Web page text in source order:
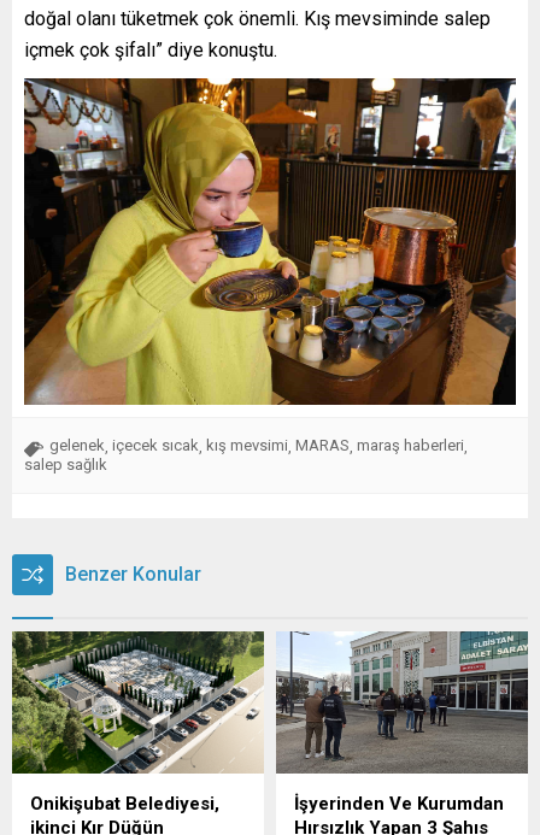
doğal olanı tüketmek çok önemli. Kış mevsiminde salep
içmek çok şifalı” diye konuştu.
gelenek, içecek sıcak, kış mevsimi, MARAS, maraş haberleri,
salep sağlık
Benzer Konular
Onikişubat Belediyesi,
ikinci Kır Düğün
İşyerinden Ve Kurumdan
Hırsızlık Yapan 3 Şahıs